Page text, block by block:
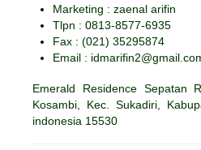
Marketing : zaenal arifin
Tlpn : 0813-8577-6935
Fax : (021) 35295874
Email :
Emerald Residence Sepatan
Kosambi, Kec. Sukadiri,
indonesia 15530